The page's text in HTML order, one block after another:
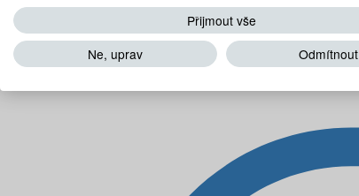
Přijmout vše
Ne, uprav
Odmítnout